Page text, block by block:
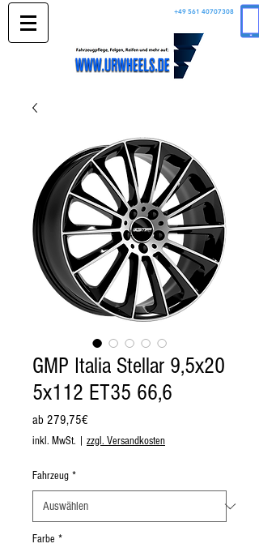
+49 561 40707308
GMP Italia Stellar 9,5x20
5x112 ET35 66,6
ab 279,75€Sale-
Preis
inkl. MwSt. zzgl. Versandkosten
Fahrzeug *
Farbe *